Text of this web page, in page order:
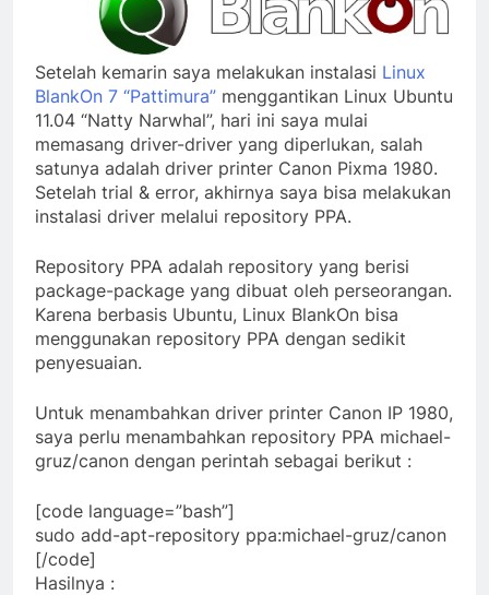
Setelah kemarin saya melakukan instalasi Linux
BlankOn 7 “Pattimura” menggantikan Linux Ubuntu
11.04 “Natty Narwhal”, hari ini saya mulai
memasang driver-driver yang diperlukan, salah
satunya adalah driver printer Canon Pixma 1980.
Setelah trial & error, akhirnya saya bisa melakukan
instalasi driver melalui repository PPA.
Repository PPA adalah repository yang berisi
package-package yang dibuat oleh perseorangan.
Karena berbasis Ubuntu, Linux BlankOn bisa
menggunakan repository PPA dengan sedikit
penyesuaian.
Untuk menambahkan driver printer Canon IP 1980,
saya perlu menambahkan repository PPA michael-
gruz/canon dengan perintah sebagai berikut :
[code language=”bash”]
sudo add-apt-repository ppa:michael-gruz/canon
[/code]
Hasilnya :